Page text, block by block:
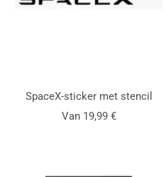
SpaceX-sticker met stencil
Aanbiedingsprijs
Van 19,99 €